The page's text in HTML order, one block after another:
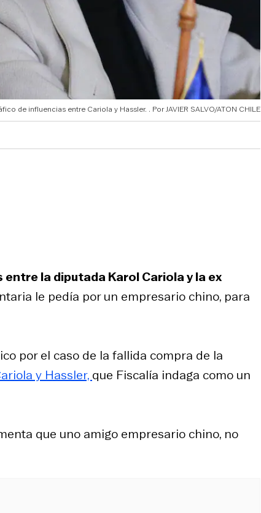
de influencias entre Cariola y Hassler. JAVIER SALVO/ATON CHILE
la diputada Karol Cariola y la ex
le pedía por un empresario chino, para
por el caso de la fallida compra de la
y Hassler, que Fiscalía indaga como un
que uno amigo empresario chino, no